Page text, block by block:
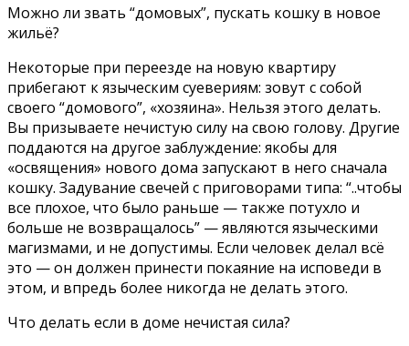
Можно ли звать “домовых”, пускать кошку в новое
жильё?
Некоторые при переезде на новую квартиру
прибегают к языческим суевериям: зовут с собой
своего “домового”, «хозяина». Нельзя этого делать.
Вы призываете нечистую силу на свою голову. Другие
поддаются на другое заблуждение: якобы для
«освящения» нового дома запускают в него сначала
кошку. Задувание свечей с приговорами типа: “..чтобы
все плохое, что было раньше — также потухло и
больше не возвращалось” — являются языческими
магизмами, и не допустимы. Если человек делал всё
это — он должен принести покаяние на исповеди в
этом, и впредь более никогда не делать этого.
Что делать если в доме нечистая сила?